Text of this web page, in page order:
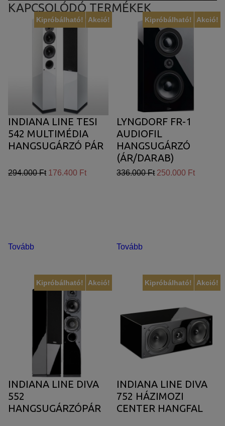
KAPCSOLÓDÓ TERMÉKEK
Akció!
Kipróbálható!
INDIANA LINE TESI
542 MULTIMÉDIA
HANGSUGÁRZÓ PÁR
294.000 Ft 176.400 Ft
Tovább
Akció!
Kipróbálható!
LYNGDORF FR-1
AUDIOFIL
HANGSUGÁRZÓ
(ÁR/DARAB)
336.000 Ft 250.000 Ft
Tovább
Akció!
Kipróbálható!
INDIANA LINE DIVA
552
HANGSUGÁRZÓPÁR
Akció!
Kipróbálható!
INDIANA LINE DIVA
752 HÁZIMOZI
CENTER HANGFAL